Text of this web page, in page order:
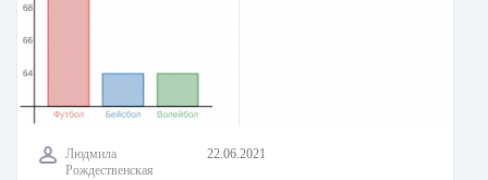
Людмила
Рождественская
22.06.2021